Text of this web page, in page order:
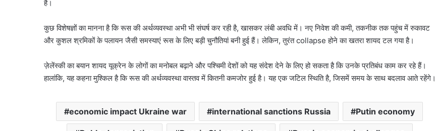
है।
कुछ विशेषज्ञों का मानना है कि रूस की अर्थव्यवस्था अभी भी संघर्ष कर रही है, खासकर लंबी अवधि में। नए निवेश की कमी, तकनीक तक पहुंच में रुकावट
और कुशल श्रमिकों के पलायन जैसी समस्याएं रूस के लिए बड़ी चुनौतियां बनी हुई हैं। लेकिन, तुरंत collapse होने का खतरा शायद टल गया है।
ज़ेलेंस्की का बयान शायद यूक्रेन के लोगों का मनोबल बढ़ाने और पश्चिमी देशों को यह संदेश देने के लिए हो सकता है कि उनके प्रतिबंध काम कर रहे हैं।
हालांकि, यह कहना मुश्किल है कि रूस की अर्थव्यवस्था वास्तव में कितनी कमजोर हुई है। यह एक जटिल स्थिति है, जिसमें समय के साथ बदलाव आते रहेंगे।
economic impact Ukraine war international sanctions Russia Putin economy